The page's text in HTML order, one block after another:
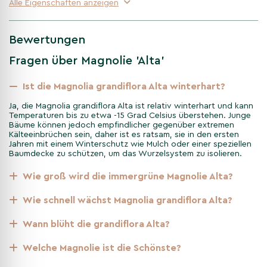
Laub und der langen sommerlichen Blüte eignet sich die
Raum beanspruchen würde.
Saisoninformationen: Wie
verändert sich die Magnolie 'Alta'
im Jahresverlauf?
Die Magnolie 'Alta' ist immergrün, erneuert ihr Laub jedoch
fortlaufend. Sie verändert sich deshalb weniger deutlich als ein
laubabwerfender Baum. Die wichtigsten saisonalen
Blütezeit und bei der Fruchtbildung:
Die dichte Krone behält den größten Teil ihres grünen
und Struktur. Obwohl die Sorte winterhart ist, sollte sie
Alle Eigenschaften anzeigen
Bewertungen
Fragen über Magnolie 'Alta'
Ist die Magnolia grandiflora Alta winterhart?
Ja, die Magnolia grandiflora Alta ist relativ winterhart und kann
Temperaturen bis zu etwa -15 Grad Celsius überstehen. Junge
Bäume können jedoch empfindlicher gegenüber extremen
Kälteeinbrüchen sein, daher ist es ratsam, sie in den ersten
Jahren mit einem Winterschutz wie Mulch oder einer speziellen
Baumdecke zu schützen, um das Wurzelsystem zu isolieren.
Wie groß wird die immergrüne Magnolie Alta?
Wie schnell wächst Magnolia grandiflora Alta?
Wann blüht die grandiflora Alta?
Welche Magnolie ist die Schönste?